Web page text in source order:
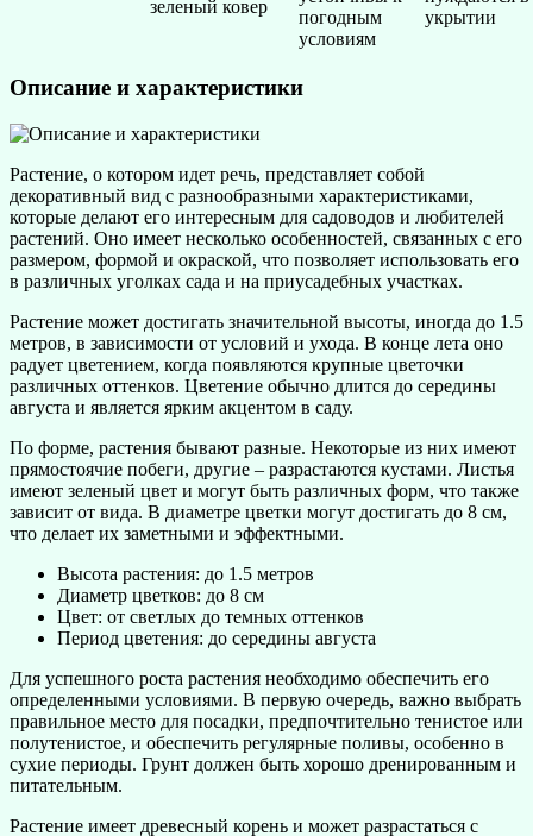
зеленый ковер
погодным
условиям
укрытии
Описание и характеристики
Растение, о котором идет речь, представляет собой
декоративный вид с разнообразными характеристиками,
которые делают его интересным для садоводов и любителей
растений. Оно имеет несколько особенностей, связанных с его
размером, формой и окраской, что позволяет использовать его
в различных уголках сада и на приусадебных участках.
Растение может достигать значительной высоты, иногда до 1.5
метров, в зависимости от условий и ухода. В конце лета оно
радует цветением, когда появляются крупные цветочки
различных оттенков. Цветение обычно длится до середины
августа и является ярким акцентом в саду.
По форме, растения бывают разные. Некоторые из них имеют
прямостоячие побеги, другие – разрастаются кустами. Листья
имеют зеленый цвет и могут быть различных форм, что также
зависит от вида. В диаметре цветки могут достигать до 8 см,
что делает их заметными и эффектными.
Высота растения: до 1.5 метров
Диаметр цветков: до 8 см
Цвет: от светлых до темных оттенков
Период цветения: до середины августа
Для успешного роста растения необходимо обеспечить его
определенными условиями. В первую очередь, важно выбрать
правильное место для посадки, предпочтительно тенистое или
полутенистое, и обеспечить регулярные поливы, особенно в
сухие периоды. Грунт должен быть хорошо дренированным и
питательным.
Растение имеет древесный корень и может разрастаться с